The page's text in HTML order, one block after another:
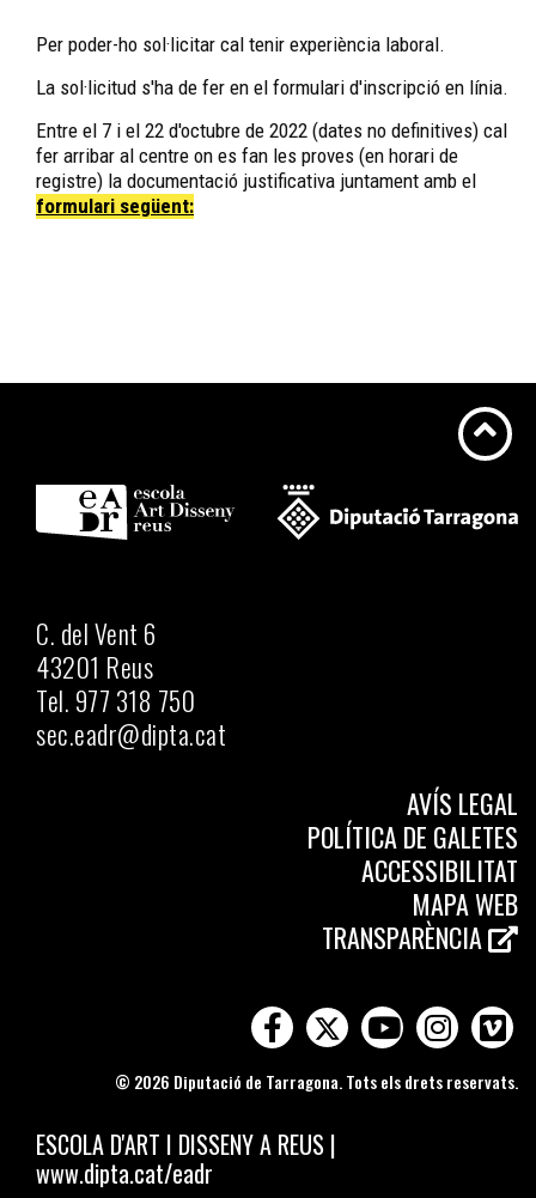
Per poder-ho sol·licitar cal tenir experiència laboral.
La sol·licitud s'ha de fer en el formulari d'inscripció en línia.
Entre el 7 i el 22 d'octubre de 2022 (dates no definitives) cal
fer arribar al centre on es fan les proves (en horari de
registre) la documentació justificativa juntament amb el
formulari següent:
C. del Vent 6
43201 Reus
Tel. 977 318 750
sec.eadr@dipta.cat
AVÍS LEGAL
POLÍTICA DE GALETES
ACCESSIBILITAT
MAPA WEB
TRANSPARÈNCIA
© 2026 Diputació de Tarragona. Tots els drets reservats.
ESCOLA D'ART I DISSENY A REUS |
www.dipta.cat/eadr